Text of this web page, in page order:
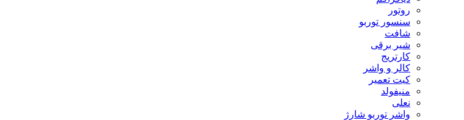
روتور
سنسور توربو
شافت
شیر برقی
کارتریج
کالر و واشر
کیت تعمیر
منیفولد
نعلی
واشر توربو شارژ